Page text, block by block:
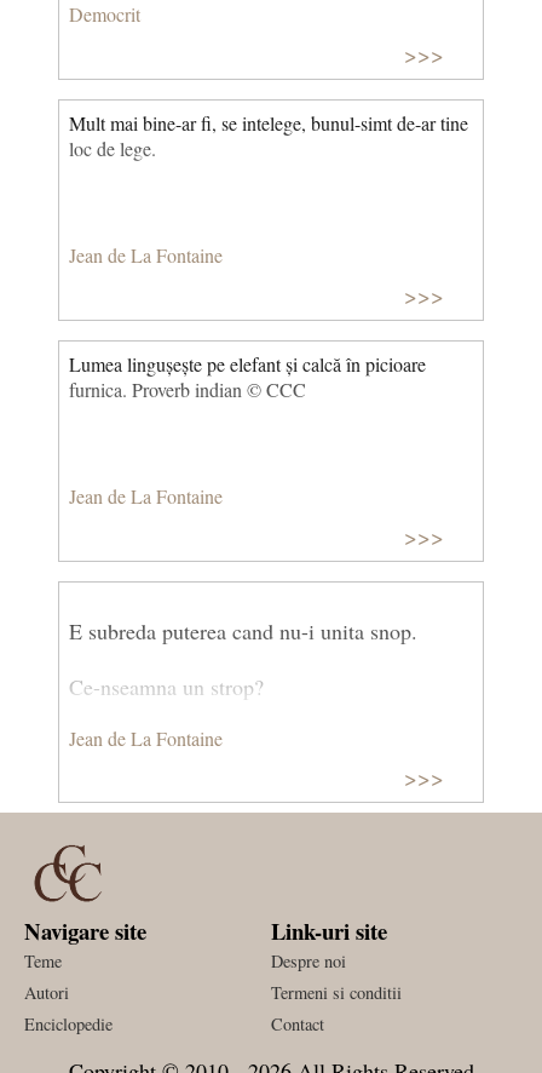
Democrit
>>>
Mult mai bine-ar fi, se intelege, bunul-simt de-ar tine
loc de lege.
Jean de La Fontaine
>>>
Lumea lingușește pe elefant și calcă în picioare
furnica. Proverb indian © CCC
Jean de La Fontaine
>>>
E subreda puterea cand nu-i unita snop.
Ce-nseamna un strop?
nimica!
Dar un noian, potop!
Jean de La Fontaine
>>>
Navigare site
Teme
Autori
Enciclopedie
Link-uri site
Despre noi
Termeni si conditii
Contact